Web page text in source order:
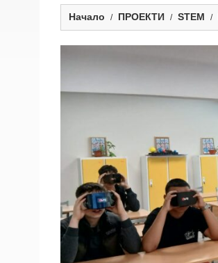
Начало ПРОЕКТИ STEM